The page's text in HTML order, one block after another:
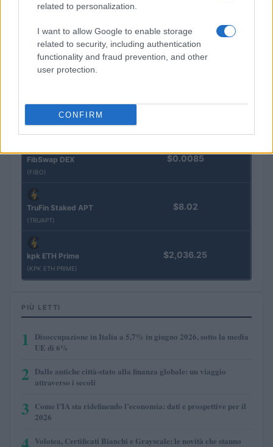
related to personalization.
I want to allow Google to enable storage
related to security, including authentication
functionality and fraud prevention, and other
user protection.
CONFIRM
(STINJ)
$3,407.11
(JDB)
FibSwap DEX
(FIBO)
$0.0085
TruFin Staked APT
(TRUAPT)
$8.02
kpk ETH Prime
(KPK ETH PRIME)
$2,036.25
PIÙ LETTI
1
Disoccupazione in Italia a 5,7% in giugno 2026, sotto la media
UE di 6%
2 Dalle antiche città-stato alla finanza globale: un viaggio
attraverso i secoli
3 Come l’IA sta ridefinendo l’economia: dati e prospettive per il
2026
Volotea, Certificati Bianchi e Grayscale: le novità che stanno